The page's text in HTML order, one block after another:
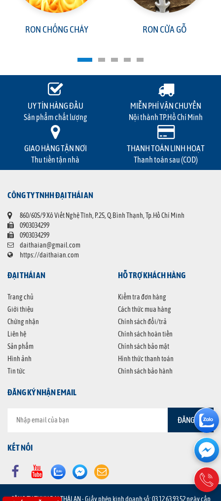
RON CHỐNG CHÁY RON CỬA GỖ
UY TÍN HÀNG ĐẦU
Sản phẩm chất lượng
MIỄN PHÍ VẬN CHUYỂN
Nội thành TP.Hồ Chí Minh
GIAO HÀNG TẬN NƠI
Thu tiền tận nhà
THANH TOÁN LINH HOẠT
Thanh toán sau (COD)
CÔNG TY TNHH ĐẠI THÁI AN
860/60S/9 Xô Viết Nghệ Tĩnh, P.25, Q.Bình Thạnh, Tp.Hồ Chí Minh
0903034299
0903034299
daithaian@gmail.com
https://daithaian.com
ĐẠI THÁI AN
Trang chủ
Giới thiệu
Chứng nhận
Liên hệ
Sản phẩm
Hình ảnh
Tin tức
HỖ TRỢ KHÁCH HÀNG
Kiểm tra đơn hàng
Cách thức mua hàng
Chính sách đổi/trả
Chính sách hoàn tiền
Chính sách bảo mật
Hình thức thanh toán
Chính sách bảo hành
ĐĂNG KÝ NHẬN EMAIL
KẾT NỐI
CÔNG TY TNHH ĐẠI THÁI AN - Giấy phép kinh doanh số: 03 12 63 93 52 ngày cấp